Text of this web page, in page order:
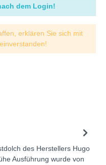
dem Login!
erklären Sie sich mit
des Herstellers Hugo
Ausführung wurde von